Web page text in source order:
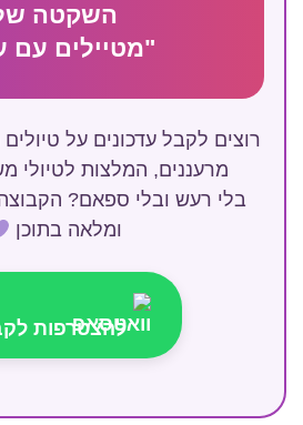
השקטה
"מטיילים עם
רוצים לקבל עדכונים על
מרעננים, המלצות לטיולי
בלי רעש ובלי ספאם?
ומלאה בתוכן
להצטרפות